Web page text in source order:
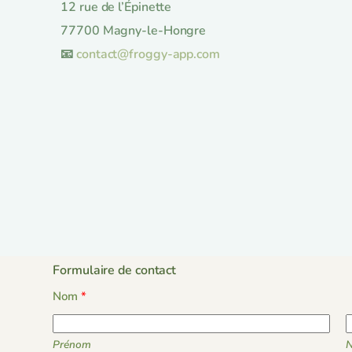
12 rue de l’Épinette
77700 Magny-le-Hongre
📧contact@froggy-app.com
Formulaire de contact
E
-
m
Nom *
Prénom